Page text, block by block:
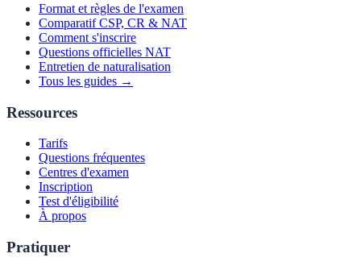
Format et règles de l'examen
Comparatif CSP, CR & NAT
Comment s'inscrire
Questions officielles NAT
Entretien de naturalisation
Tous les guides →
Ressources
Tarifs
Questions fréquentes
Centres d'examen
Inscription
Test d'éligibilité
À propos
Pratiquer